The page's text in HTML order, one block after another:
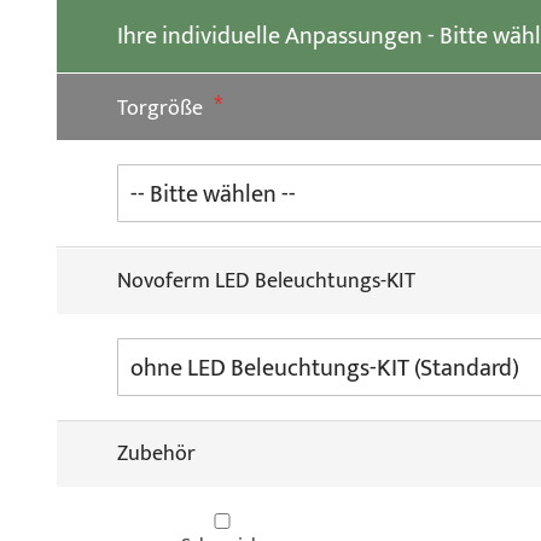
Ihre individuelle Anpassungen - Bitte
Torgröße
Novoferm LED Beleuchtungs-KIT
Zubehör
Bildgalerie